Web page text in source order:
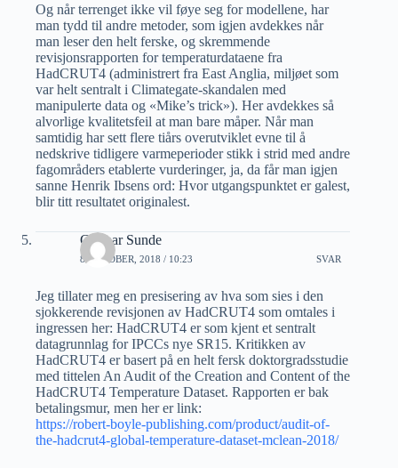
Og når terrenget ikke vil føye seg for modellene, har
man tydd til andre metoder, som igjen avdekkes når
man leser den helt ferske, og skremmende
revisjonsrapporten for temperaturdataene fra
HadCRUT4 (administrert fra East Anglia, miljøet som
var helt sentralt i Climategate-skandalen med
manipulerte data og «Mike’s trick»). Her avdekkes så
alvorlige kvalitetsfeil at man bare måper. Når man
samtidig har sett flere tiårs overutviklet evne til å
nedskrive tidligere varmeperioder stikk i strid med andre
fagområders etablerte vurderinger, ja, da får man igjen
sanne Henrik Ibsens ord: Hvor utgangspunktet er galest,
blir titt resultatet originalest.
Gunnar Sunde
8 OKTOBER, 2018 / 10:23 SVAR
Jeg tillater meg en presisering av hva som sies i den
sjokkerende revisjonen av HadCRUT4 som omtales i
ingressen her: HadCRUT4 er som kjent et sentralt
datagrunnlag for IPCCs nye SR15. Kritikken av
HadCRUT4 er basert på en helt fersk doktorgradsstudie
med tittelen An Audit of the Creation and Content of the
HadCRUT4 Temperature Dataset. Rapporten er bak
betalingsmur, men her er link:
https://robert-boyle-publishing.com/product/audit-of-
the-hadcrut4-global-temperature-dataset-mclean-2018/